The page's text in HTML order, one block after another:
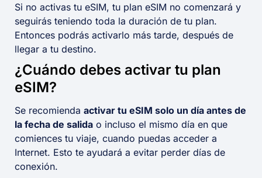
Si no activas tu eSIM, tu plan eSIM no comenzará y
seguirás teniendo toda la duración de tu plan.
Entonces podrás activarlo más tarde, después de
llegar a tu destino.
¿Cuándo debes activar tu plan
eSIM?
Se recomienda activar tu eSIM solo un día antes de
la fecha de salida o incluso el mismo día en que
comiences tu viaje, cuando puedas acceder a
Internet. Esto te ayudará a evitar perder días de
conexión.